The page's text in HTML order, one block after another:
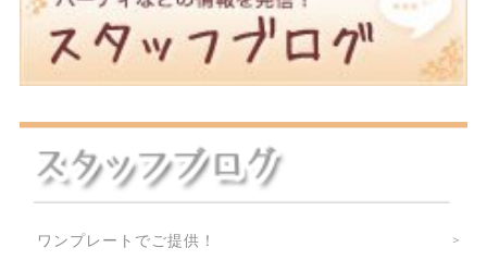
ワンプレートでご提供！